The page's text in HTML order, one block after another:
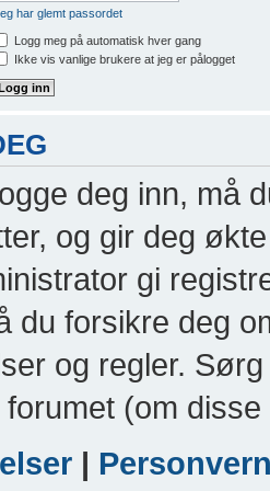
har glemt passordet
Logg meg på automatisk hver gang
Ikke vis vanlige brukere at jeg er pålogget
deg inn, må
og gir deg
gi
du forsikre deg
og regler.
(om
|